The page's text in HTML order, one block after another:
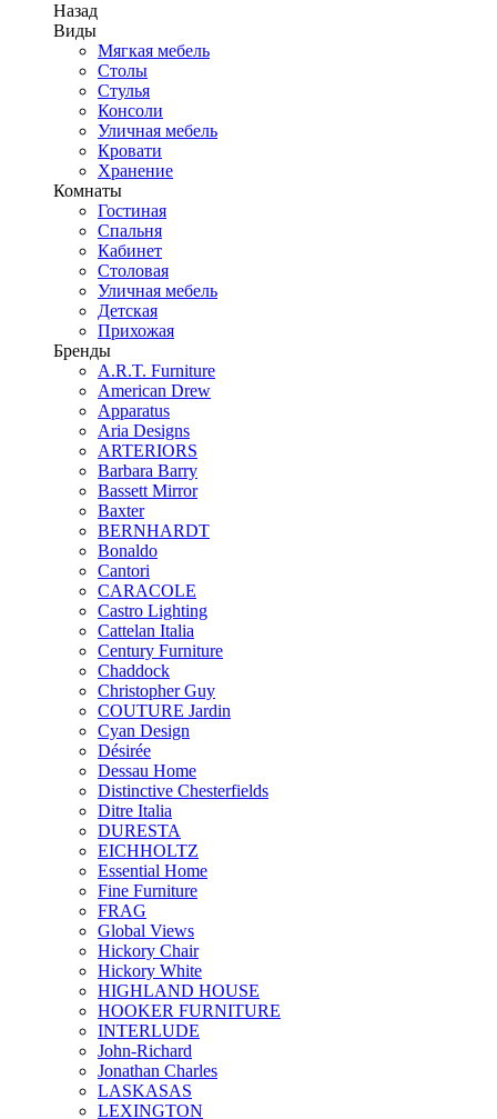
Назад
Виды
Мягкая мебель
Столы
Стулья
Консоли
Уличная мебель
Кровати
Хранение
Комнаты
Гостиная
Спальня
Кабинет
Столовая
Уличная мебель
Детская
Прихожая
Бренды
A.R.T. Furniture
American Drew
Apparatus
Aria Designs
ARTERIORS
Barbara Barry
Bassett Mirror
Baxter
BERNHARDT
Bonaldo
Cantori
CARACOLE
Castro Lighting
Cattelan Italia
Century Furniture
Chaddock
Christopher Guy
COUTURE Jardin
Cyan Design
Désirée
Dessau Home
Distinctive Chesterfields
Ditre Italia
DURESTA
EICHHOLTZ
Essential Home
Fine Furniture
FRAG
Global Views
Hickory Chair
Hickory White
HIGHLAND HOUSE
HOOKER FURNITURE
INTERLUDE
John-Richard
Jonathan Charles
LASKASAS
LEXINGTON